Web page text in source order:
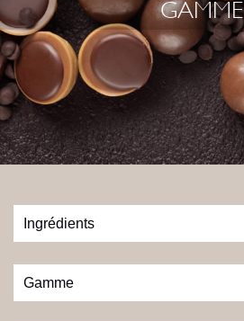
GAMME
Ingrédients
Gamme